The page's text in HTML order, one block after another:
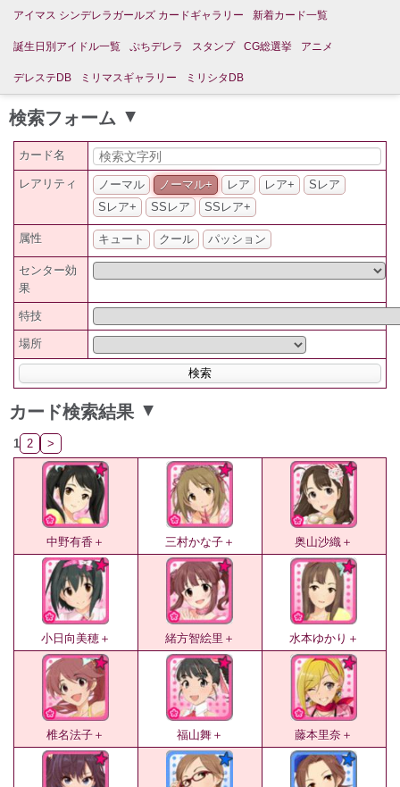
アイマス シンデレラガールズ カードギャラリー 新着カード一覧
誕生日別アイドル一覧 ぷちデレラ スタンプ CG総選挙 アニメ
デレステDB ミリマスギャラリー ミリシタDB
検索フォーム ▲
カード名
レアリティ ノーマル ノーマル+ レア レア+
Sレア
Sレア+
SSレア SSレア+
属性 キュート クール パッション
センター効
果
特技
場所
カード検索結果 ▲
1 2 >
中野有香＋ 三村かな子＋ 奥山沙織＋
小日向美穂＋ 緒方智絵里＋ 水本ゆかり＋
椎名法子＋ 福山舞＋ 藤本里奈＋